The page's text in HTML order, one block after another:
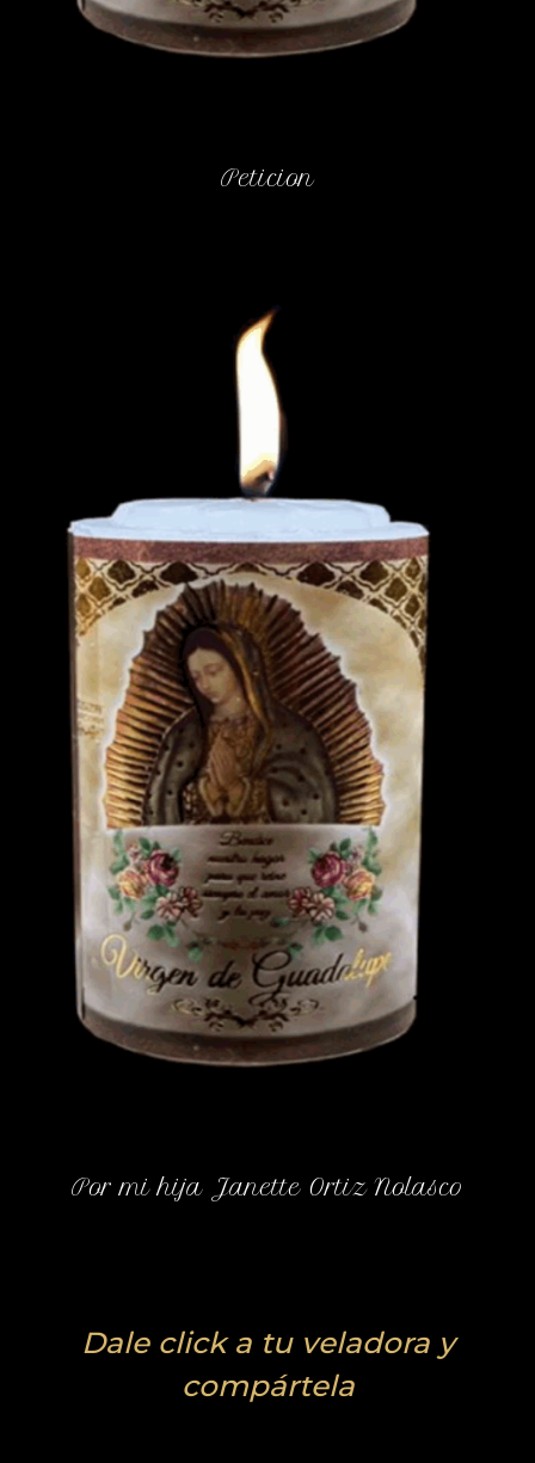
Peticion
Por mi hija Janette Ortiz Nolasco
Dale click a tu veladora y
compártela